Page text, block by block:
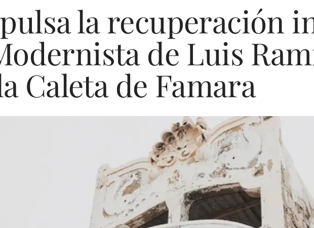
la recuperación
de Luis
Caleta de Famara